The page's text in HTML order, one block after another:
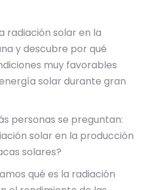
radiación solar en la
y descubre por qué
muy favorables
solar durante gran
personas se preguntan:
solar en la producción
solares?
qué es la radiación